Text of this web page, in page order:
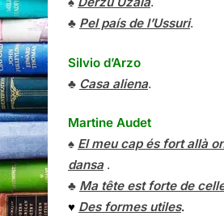
♣ Pel país de l’Ussuri.
Silvio d’Arzo
♣ Casa aliena.
Martine Audet
♠ El meu cap és fort allà
dansa.
♣ Ma tête est forte de
♥ Des formes utiles.